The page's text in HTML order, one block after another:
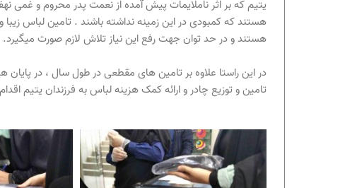
یتیم که بر اثر ناملایمات پیش آمده از نعمت پدر محروم و
هستند که کمبودی در این زمینه نداشته باشند . تامین لباس
هستند و در حد توان جهت رفع این نیاز تلاش لازم صورت میگیرد.
در این راستا علاوه بر تامین های مقطعی در طول سال ، در
تامین و توزیع چادر و ارائه کمک هزینه لباس به فرزندان یتیم